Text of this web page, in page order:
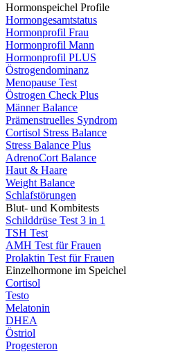
Hormonspeichel Profile
Hormongesamtstatus
Hormonprofil Frau
Hormonprofil Mann
Hormonprofil PLUS
Östrogendominanz
Menopause Test
Östrogen Check Plus
Männer Balance
Prämenstruelles Syndrom
Cortisol Stress Balance
Stress Balance Plus
AdrenoCort Balance
Haut & Haare
Weight Balance
Schlafstörungen
Blut- und Kombitests
Schilddrüse Test 3 in 1
TSH Test
AMH Test für Frauen
Prolaktin Test für Frauen
Einzelhormone im Speichel
Cortisol
Testo
Melatonin
DHEA
Östriol
Progesteron